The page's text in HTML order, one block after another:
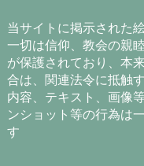
ブ
当サイトに掲示された
一切は信仰、教会の親
が保護されており、本
合は、関連法令に抵触
内容、テキスト、画像
ンショット等の行為は
す